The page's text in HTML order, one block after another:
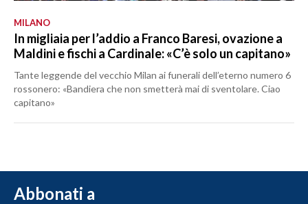
MILANO
In migliaia per l’addio a Franco Baresi, ovazione a
Maldini e fischi a Cardinale: «C’è solo un capitano»
Tante leggende del vecchio Milan ai funerali dell’eterno numero 6
rossonero: «Bandiera che non smetterà mai di sventolare. Ciao
capitano»
Abbonati a